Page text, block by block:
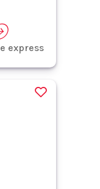
express